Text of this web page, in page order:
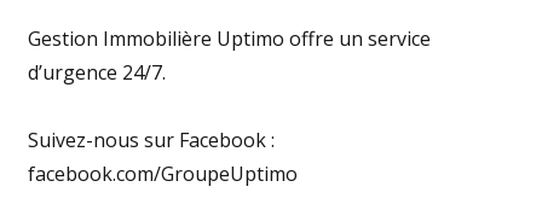
Gestion Immobilière Uptimo offre un service
d’urgence 24/7.
Suivez-nous sur Facebook :
facebook.com/GroupeUptimo